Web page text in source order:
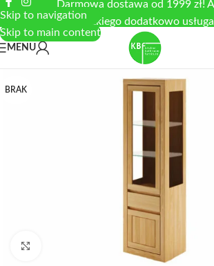
Skip to navigation
Skip to main content
Darmowa dostawa od 1999 zł!
łódzkiego dodatkowo
MENU
BRAK